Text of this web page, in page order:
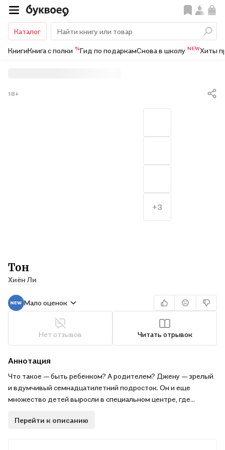
Каталог
КнигиКнига с полки %Гид по подаркамСнова в школу NEWХиты
Тон
Хиён Ли
18+
Мало оценок
Нет отзывов Читать отрывок
+3
Аннотация
Что такое — быть ребенком? А родителем? Джену — зрелый
и вдумчивый семнадцатилетний подросток. Он и еще
множество детей выросли в специальном центре, где
потенциальных родителей при помощи ТОНа или
Перейти к описанию